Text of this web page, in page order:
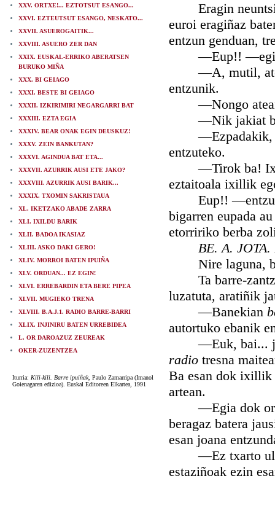
XXV. ORTXE!... EZTOTSUT ESANGO...
XXVI. EZTEUTSUT ESANGO, NESKATO...
XXVII. ASUEROGAITIK...
XXVIII. ASUERO ZER DAN
XXIX. EUSKAL-ERRIKO ABERATSEN
BURUKO MIÑA
XXX. BI GEIAGO
XXXI. BESTE BI GEIAGO
XXXII. IZKIRIMIRI NEGARGARRI BAT
XXXIII. EZTA EGIA
XXXIV. BEAR ONAK EGIN DEUSKUZ!
XXXV. ZEIN BANKUTAN?
XXXVI. AGINDUA BAT ETA...
XXXVII. AZURRIK AUSI ETE JAKO?
XXXVIII. AZURRIK AUSI BARIK...
XXXIX. TXOMIN SAKRISTAUA
XL. IKETZAKO ABADE ZARRA
XLI. IXILDU BARIK
XLII. BADOA IKASIAZ
XLIII. ASKO DAKI GERO!
XLIV. MORROI BATEN IPUIÑA
XLV. ORDUAN... EZ EGIN!
XLVI. ERREBARDIN ETA BERE PIPEA
XLVII. MUGIEKO TRENA
XLVIII. B.A.J.1. RADIO BARRE-BARRI
XLIX. INJINIRU BATEN URREBIDEA
L. OR DAROAZUZ ZEUREAK
OKER-ZUZENTZEA
Iturria: Kili-kili. Barre ipuiñak, Paulo Zamarripa (Imanol
Goienagaren edizioa). Euskal Editoreen Elkartea, 1991
Eragin
euroi eragiñaz
entzun genduan,
—Eup!! —egin
—A, mutil, atean
entzunik.
—Nongo
—Nik jakiat
—Ezpadakik,
entzuteko.
—Tirok ba!
eztaitoala ixillik
Eup!! —entzun
bigarren eupada
etorririko berba
BE. A. JOTA.
Nire laguna,
Ta barre-
luzatuta, aratiñik
—Banekian
autortuko ebanik
—Euk, bai... jo
radio tresna
Ba esan dok ixillik
artean.
—Egia dok ori
beragaz batera
esan joana
—Ez txarto
estaziñoak ezin